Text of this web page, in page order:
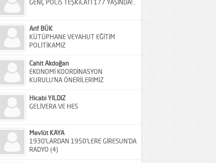
GENÇ POLiS TEŞKiLATI 177 YAŞINDA!..
Arif BÜK
KÜTÜPHANE VEYAHUT EĞİTİM
POLİTİKAMIZ
Cahit Akdoğan
EKONOMİ KOORDİNASYON
KURULU’NA ÖNERİLERİMİZ
Hicabi YILDIZ
GELİVERA VE HES
Mevlüt KAYA
1930’LARDAN 1950’LERE GİRESUN’DA
RADYO (4)